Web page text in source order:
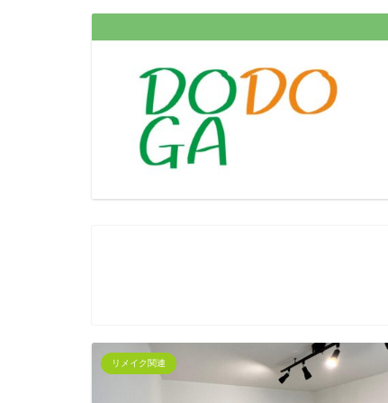
リメイク関連